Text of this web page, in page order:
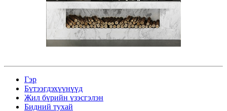
Гэр
Бүтээгдэхүүнүүд
Жил бүрийн үзэсгэлэн
Бидний тухай